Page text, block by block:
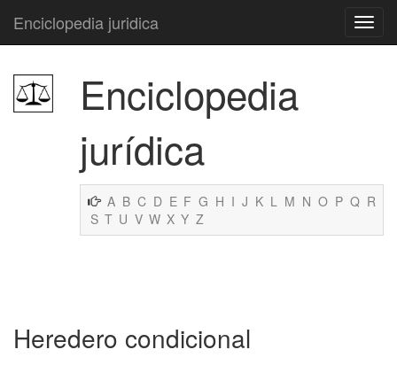
Enciclopedia juridica
Enciclopedia
jurídica
A B C D E F G H I J K L M N O P Q R
S T U V W X Y Z
Heredero condicional